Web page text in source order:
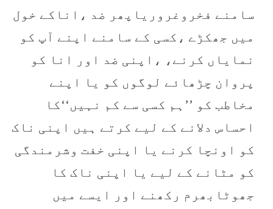
سامنے فخروغروریاپھر ضد ،اناکے خول
میں جھکڑے ،کسی کے سامنے اپنے آپ کو
نمایاں کرنے، ،اپنی ضد اور انا کو
پروان چڑھائے لوگوں کو یا اپنے
مخاطب کو ’’ہم کسی سے کم نہیں‘‘کا
احساس دلانے کے لیے کرتے ہیں اپنی ناک
کو اونچا کرنے یا اپنی خفت وشرمندگی
کو مٹانے کے لیے یا اپنی ناک کا
جھوٹابھرم رکھنے اور ایسے میں